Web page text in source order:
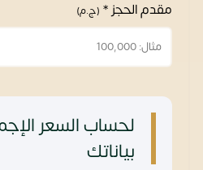
مقدم الحجز * (ج.م)
لحساب السعر
بياناتك